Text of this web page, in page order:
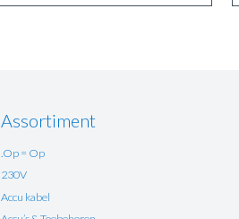
Assortiment
.Op = Op
230V
Accu kabel